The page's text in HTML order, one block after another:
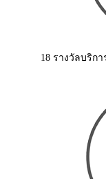
18 รางวัลบริก